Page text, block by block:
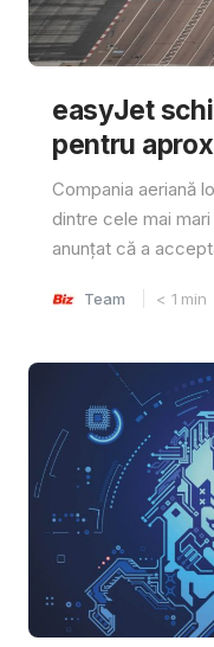
easyJet
pentru
Compania aeriană
dintre cele mai
anunțat că a
Team < 1 min